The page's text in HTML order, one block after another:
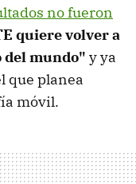
no fueron
quiere volver a
mundo" y ya
que planea
móvil.